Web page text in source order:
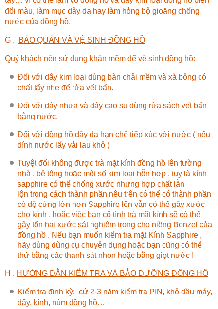
đổi màu, làm mục dây da hay làm hỏng bộ gioăng chống
nước của đồng hồ.
G . BẢO QUẢN VÀ VỆ SINH ĐỒNG HỒ
Quý khách nên sử dụng khăn mềm để vệ sinh đồng hồ:
Đối với dây kim loại dùng bàn chải mềm và xà bông có
chất tẩy nhẹ để rửa vết bẩn.
Đối với dây nhựa và dây cao su dùng rửa sách vết bẩn
bằng nước.
Đối với đồng hồ dây da hạn chế tiếp xúc với nước ( nếu
dính nước lấy vải lau khô )
Tuyệt đối không được trà mặt kính đồng hồ lên tường
nhà , bê tông hoặc một số kim loại hỗn hợp , tuy là kính
sapphire có thể chống xước nhưng hợp chất lẫn
lộn trong cách thành phần nêu trên có thể có thành phần
có độ cứng lớn hơn Sapphire lên vẫn có thể gây xước
cho kính , hoặc việc bạn cố tình trà mặt kính sẽ có thể
gây tổn hại xước sát nghiêm trọng cho niềng Benzel của
đồng hồ . Nếu bạn muốn kiểm tra mặt Kính Sapphire ,
hãy dùng dùng cụ chuyên dụng hoặc bạn cũng có thể
thử bằng các thanh sát nhọn hoặc bằng giọt nước !
H . HƯỚNG DẪN KIỂM TRA VÀ BẢO DƯỠNG ĐỒNG HỒ
Kiểm tra định kỳ: cứ 2-3 năm kiểm tra PIN, khô dầu máy,
dây, kính, núm đồng hồ…